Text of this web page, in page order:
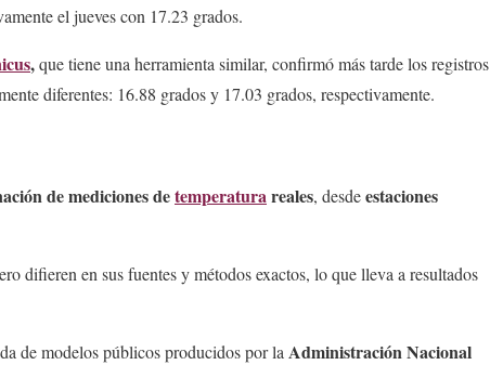
el jueves con 17.23 grados.
,que tiene una herramienta similar, confirmó más tarde los registros
diferentes: 16.88 grados y 17.03 grados, respectivamente.
de mediciones detemperaturareales, desdeestaciones
difieren en sus fuentes y métodos exactos, lo que lleva a resultados
de modelos públicos producidos por la Administración Nacional